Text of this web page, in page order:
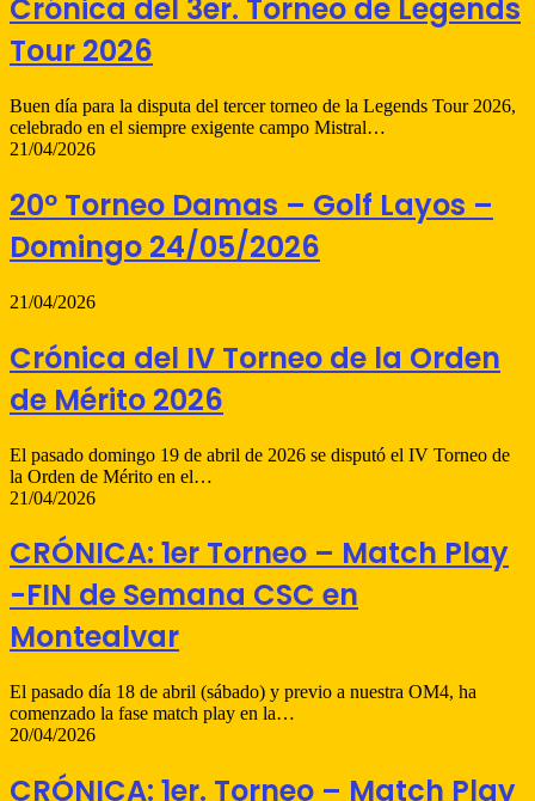
Crónica del 3er. Torneo de Legends
Tour 2026
Buen día para la disputa del tercer torneo de la Legends Tour 2026,
celebrado en el siempre exigente campo Mistral…
21/04/2026
20º Torneo Damas – Golf Layos –
Domingo 24/05/2026
21/04/2026
Crónica del IV Torneo de la Orden
de Mérito 2026
El pasado domingo 19 de abril de 2026 se disputó el IV Torneo de
la Orden de Mérito en el…
21/04/2026
CRÓNICA: 1er Torneo – Match Play
-FIN de Semana CSC en
Montealvar
El pasado día 18 de abril (sábado) y previo a nuestra OM4, ha
comenzado la fase match play en la…
20/04/2026
CRÓNICA: 1er. Torneo – Match Play